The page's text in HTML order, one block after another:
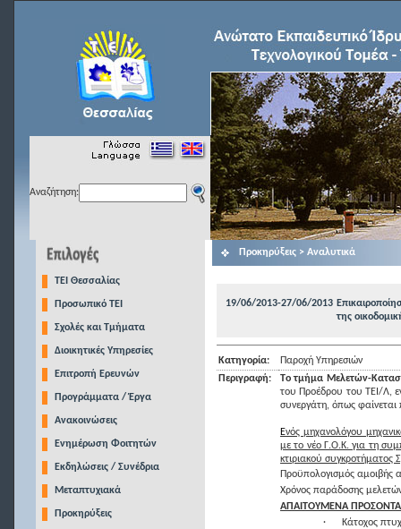
Αναζήτηση:
TEI Θεσσαλίας
Προσωπικό ΤΕΙ
Σχολές και Τμήματα
Διοικητικές Υπηρεσίες
Επιτροπή Ερευνών
Προγράμματα / Έργα
Ανακοινώσεις
Ενημέρωση Φοιτητών
Εκδηλώσεις / Συνέδρια
Μεταπτυχιακά
Προκηρύξεις
Προκηρύξεις > Αναλυτικά
19/06/2013-27/06/2013
της
Κατηγορία:
Παροχή Υπηρεσιών
Περιγραφή:
Tο τμήμα Μελετών-
του Προέδρου του ΤΕΙ/Λ,
συνεργάτη, όπως
Ενός μηχανολόγου
με το νέο Γ.Ο.Κ. για τη
κτιριακού συγκροτήματος
Προϋπολογισμός αμοιβής
Χρόνος παράδοσης
ΑΠΑΙΤΟΥΜΕΝΑ ΠΡΟΣΟΝΤΑ
·
Κάτοχος